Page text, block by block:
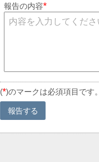
報告の内容
(*)のマークは必須項目です。
報告する